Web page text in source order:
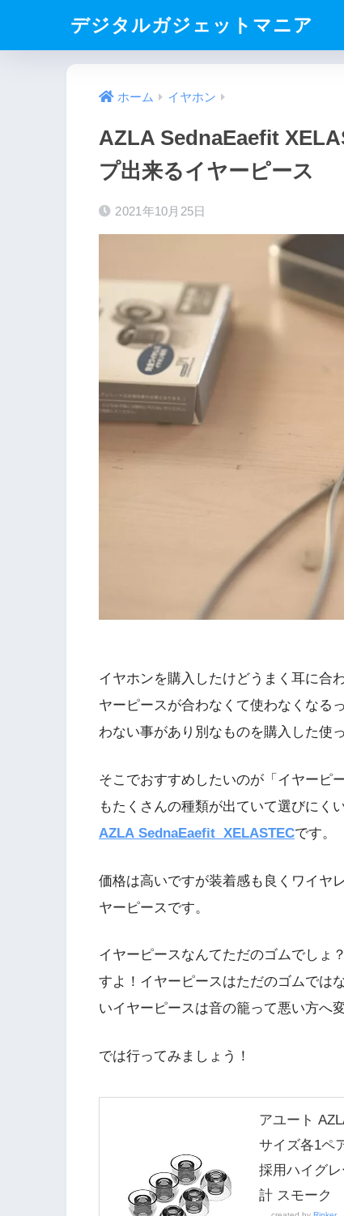
デジタルガジェットマニア
ホーム イヤホン
AZLA SednaEaefit
プ出来るイヤーピース
2021年10月25日
イヤホンを購入したけどうまく耳に合
ヤーピースが合わなくて使わなくなる
わない事があり別なものを購入した使
そこでおすすめしたいのが「イヤーピ
もたくさんの種類が出ていて選びにく
AZLA SednaEaefit XELASTECです。
価格は高いですが装着感も良くワイヤ
ヤーピースです。
イヤーピースなんてただのゴムでしょ
すよ！イヤーピースはただのゴムでは
いイヤーピースは音の籠って悪い方へ
では行ってみましょう！
アユート
サイズ各1ペ
採用ハイグ
計 スモーク